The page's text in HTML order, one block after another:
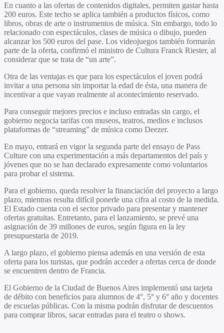
En cuanto a las ofertas de contenidos digitales, permiten gastar hasta
200 euros. Este techo se aplica también a productos físicos, como
libros, obras de arte o instrumentos de música. Sin embargo, todo lo
relacionado con espectáculos, clases de música o dibujo, pueden
alcanzar los 500 euros del pase. Los videojuegos también formarán
parte de la oferta, confirmó el ministro de Cultura Franck Riester, al
considerar que se trata de “un arte”.
Otra de las ventajas es que para los espectáculos el joven podrá
invitar a una persona sin importar la edad de ésta, una manera de
incentivar a que vayan realmente al acontecimiento reservado.
Para conseguir mejores precios e incluso entradas sin cargo, el
gobierno negocia tarifas con museos, teatros, medios e inclusos
plataformas de “streaming” de música como Deezer.
En mayo, entrará en vigor la segunda parte del ensayo de Pass
Culture con una experimentación a más departamentos del país y
jóvenes que no se han declarado expresamente como voluntarios
para probar el sistema.
Para el gobierno, queda resolver la financiación del proyecto a largo
plazo, mientras resulta difícil ponerle una cifra al costo de la medida.
El Estado cuenta con el sector privado para presentar y mantener
ofertas gratuitas. Entretanto, para el lanzamiento, se prevé una
asignación de 39 millones de euros, según figura en la ley
presupuestaria de 2019.
A largo plazo, el gobierno piensa además en una versión de esta
oferta para los turistas, que podrán acceder a ofertas cerca de donde
se encuentren dentro de Francia.
El Gobierno de la Ciudad de Buenos Aires implementó una tarjeta
de débito con beneficios para alumnos de 4°, 5° y 6° año y docentes
de escuelas públicas. Con la misma podrán disfrutar de descuentos
para comprar libros, sacar entradas para el teatro o shows.